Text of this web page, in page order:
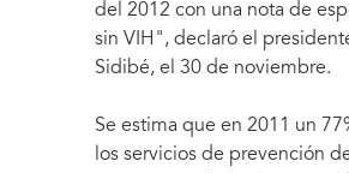
del 2012 con una nota de
sin VIH", declaró el
Sidibé, el 30 de noviembre.
Se estima que en 2011 un
los servicios de prevención